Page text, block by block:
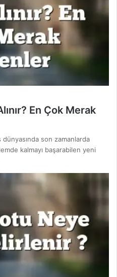
En Çok Merak
son zamanlarda
kalmayı başarabilen yeni